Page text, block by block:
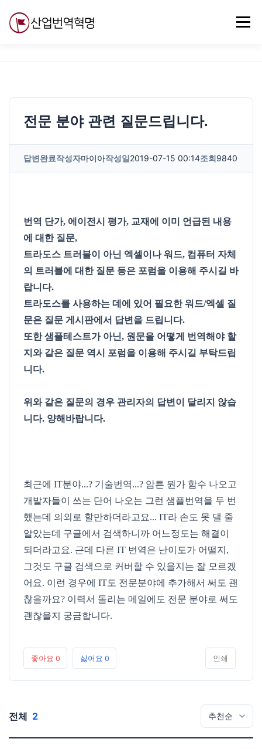
메뉴
전문 분야 관련 질문드립니다.
답변완료작성자마이아작성일2019-07-15 00:14조회9840
번역 단가, 에이전시 평가, 교재에 이미 언급된 내용
에 대한 질문,
트라도스 트러블이 아닌 엑셀이나 워드, 컴퓨터 자체
의 트러블에 대한 질문 등은 포럼을 이용해 주시길 바
랍니다.
트라도스를 사용하는 데에 있어 필요한 워드/엑셀 질
문은 질문 게시판에서 답변을 드립니다.
또한 샘플테스트가 아닌, 원문을 어떻게 번역해야 할
지와 같은 질문 역시 포럼을 이용해 주시길 부탁드립
니다.
위와 같은 질문의 경우 관리자의 답변이 달리지 않습
니다. 양해바랍니다.
최근에 IT분야...? 기술번역...? 암튼 뭔가 함수 나오고
개발자들이 쓰는 단어 나오는 그런 샘플번역을 두 번
했는데 의외로 할만하더라고요... IT라 손도 못 댈 줄
알았는데 구글에서 검색하니까 어느정도는 해결이
되더라고요. 근데 다른 IT 번역은 난이도가 어떨지,
그것도 구글 검색으로 커버할 수 있을지는 잘 모르겠
어요. 이런 경우에 IT도 전문분야에 추가해서 써도 괜
찮을까요? 이력서 돌리는 메일에도 전문 분야로 써도
괜찮을지 궁금합니다.
좋아요 0 싫어요 0 인쇄
전체 2